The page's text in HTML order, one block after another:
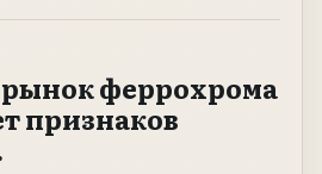
феррохрома
признаков